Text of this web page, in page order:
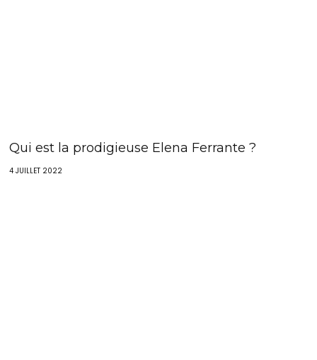
Qui est la prodigieuse Elena Ferrante ?
4 JUILLET 2022